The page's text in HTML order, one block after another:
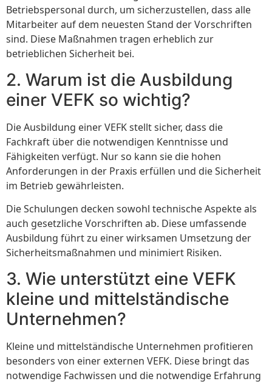
Betriebspersonal durch, um sicherzustellen, dass alle
Mitarbeiter auf dem neuesten Stand der Vorschriften
sind. Diese Maßnahmen tragen erheblich zur
betrieblichen Sicherheit bei.
2. Warum ist die Ausbildung
einer VEFK so wichtig?
Die Ausbildung einer VEFK stellt sicher, dass die
Fachkraft über die notwendigen Kenntnisse und
Fähigkeiten verfügt. Nur so kann sie die hohen
Anforderungen in der Praxis erfüllen und die Sicherheit
im Betrieb gewährleisten.
Die Schulungen decken sowohl technische Aspekte als
auch gesetzliche Vorschriften ab. Diese umfassende
Ausbildung führt zu einer wirksamen Umsetzung der
Sicherheitsmaßnahmen und minimiert Risiken.
3. Wie unterstützt eine VEFK
kleine und mittelständische
Unternehmen?
Kleine und mittelständische Unternehmen profitieren
besonders von einer externen VEFK. Diese bringt das
notwendige Fachwissen und die notwendige Erfahrung